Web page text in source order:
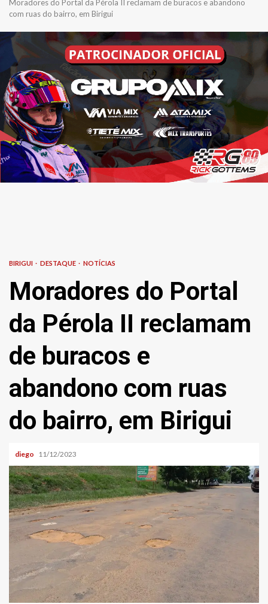
Moradores do Portal da Pérola II reclamam de buracos e abandono
com ruas do bairro, em Birigui
BIRIGUI DESTAQUE NOTÍCIAS
Moradores do Portal
da Pérola II reclamam
de buracos e
abandono com ruas
do bairro, em Birigui
diego 11/12/2023